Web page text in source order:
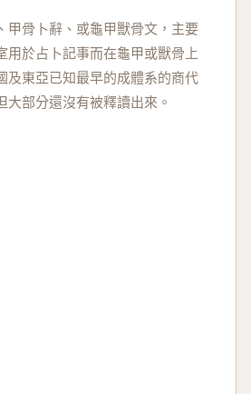
甲骨卜辭、或龜甲獸骨文，主要
用於占卜記事而在龜甲或獸骨上
及東亞已知最早的成體系的商代
大部分還沒有被釋讀出來。